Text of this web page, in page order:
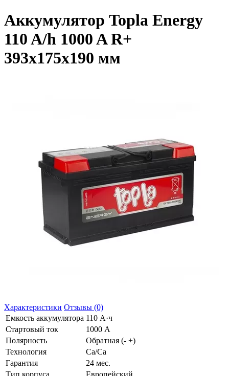
Аккумулятор Topla Energy
110 A/h 1000 A R+
393x175x190 мм
Характеристики Отзывы (0)
Емкость аккумулятора 110 А·ч
Стартовый ток
1000 А
Полярность
Обратная (- +)
Технология
Ca/Ca
Гарантия
24 мес.